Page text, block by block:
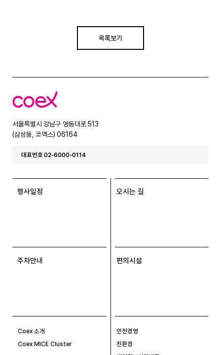
목록보기
코
엑
서울특별시 강남구 영동대로 513
(삼성동, 코엑스) 06164
대표번호 02-6000-0114
행사일정 오시는 길
주차안내 편의시설
Coex 소개
Coex MICE Cluster
안전경영
친환경